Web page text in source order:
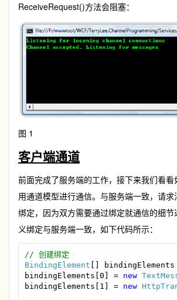
ReceiveRequest()方法会阻塞：
图 1
客户端通道
前面完成了服务端的工作，接下来我们看
用通道模型进行通信。与服务端一致，请
绑定，因为双方需要通过绑定就通信的细
义绑定与服务端一致，如下代码所示：
BindingElement []
bindingElements[0] = new
bindingElements[1] = new